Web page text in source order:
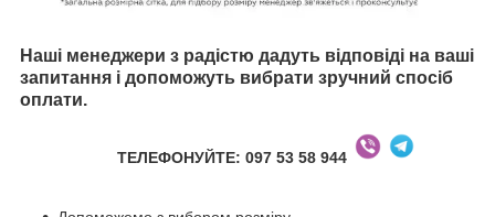
Наші менеджери з радістю дадуть відповіді на ваші
запитання і допоможуть вибрати зручний спосіб
оплати.
ТЕЛЕФОНУЙТЕ: 097 53 58 944